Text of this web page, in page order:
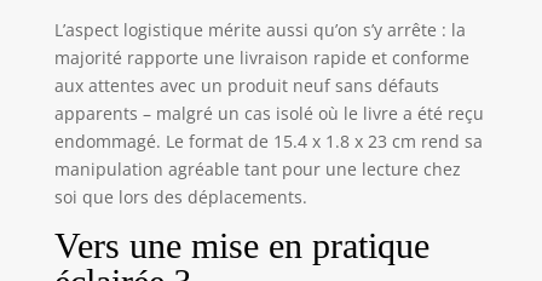
L’aspect logistique mérite aussi qu’on s’y arrête : la
majorité rapporte une livraison rapide et conforme
aux attentes avec un produit neuf sans défauts
apparents – malgré un cas isolé où le livre a été reçu
endommagé. Le format de 15.4 x 1.8 x 23 cm rend sa
manipulation agréable tant pour une lecture chez
soi que lors des déplacements.
Vers une mise en pratique